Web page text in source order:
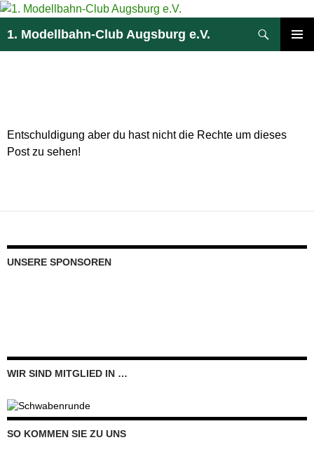
Zum
springen
1. Modellbahn-Club Augsburg e.V.
Entschuldigung aber du hast nicht die Rechte um dieses
Post zu sehen!
UNSERE SPONSOREN
WIR SIND MITGLIED IN …
SO KOMMEN SIE ZU UNS